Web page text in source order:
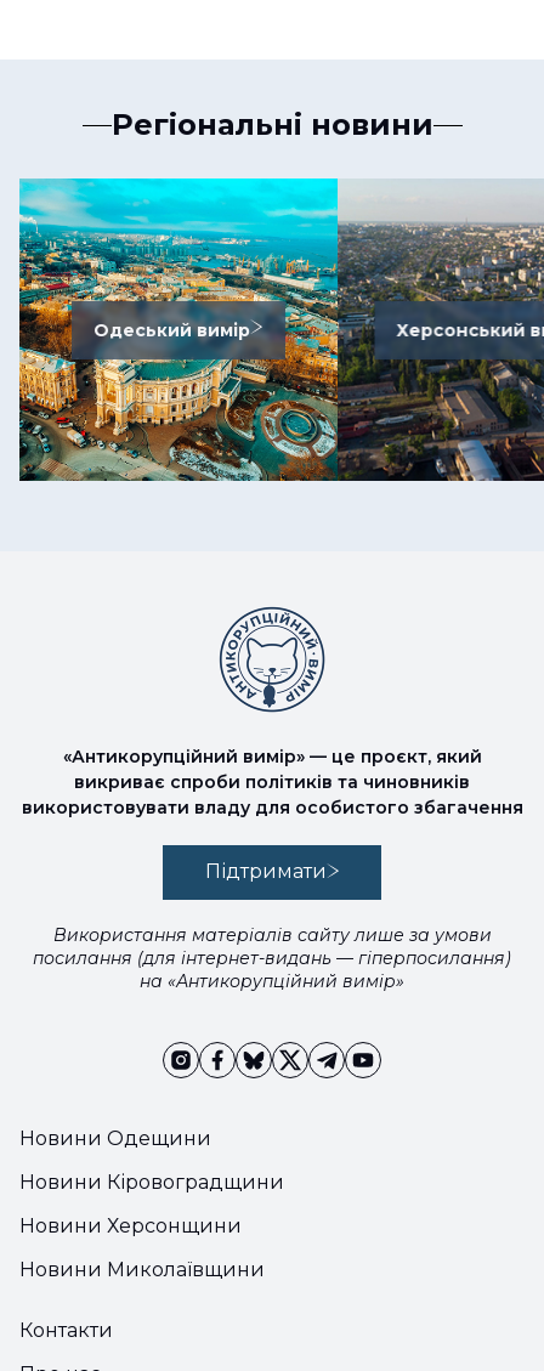
Регіональні новини
Одеський вимір Херсонський
Новини Одещини
Новини Кіровоградщини
Новини Херсонщини
Новини Миколаївщини
«Антикорупційний вимір» — це проєкт, який
викриває спроби політиків та чиновників
використовувати владу для особистого збагачення
Підтримати
Використання матеріалів сайту лише за умови
посилання (для інтернет-видань — гіперпосилання)
на «Антикорупційний вимір»
Контакти